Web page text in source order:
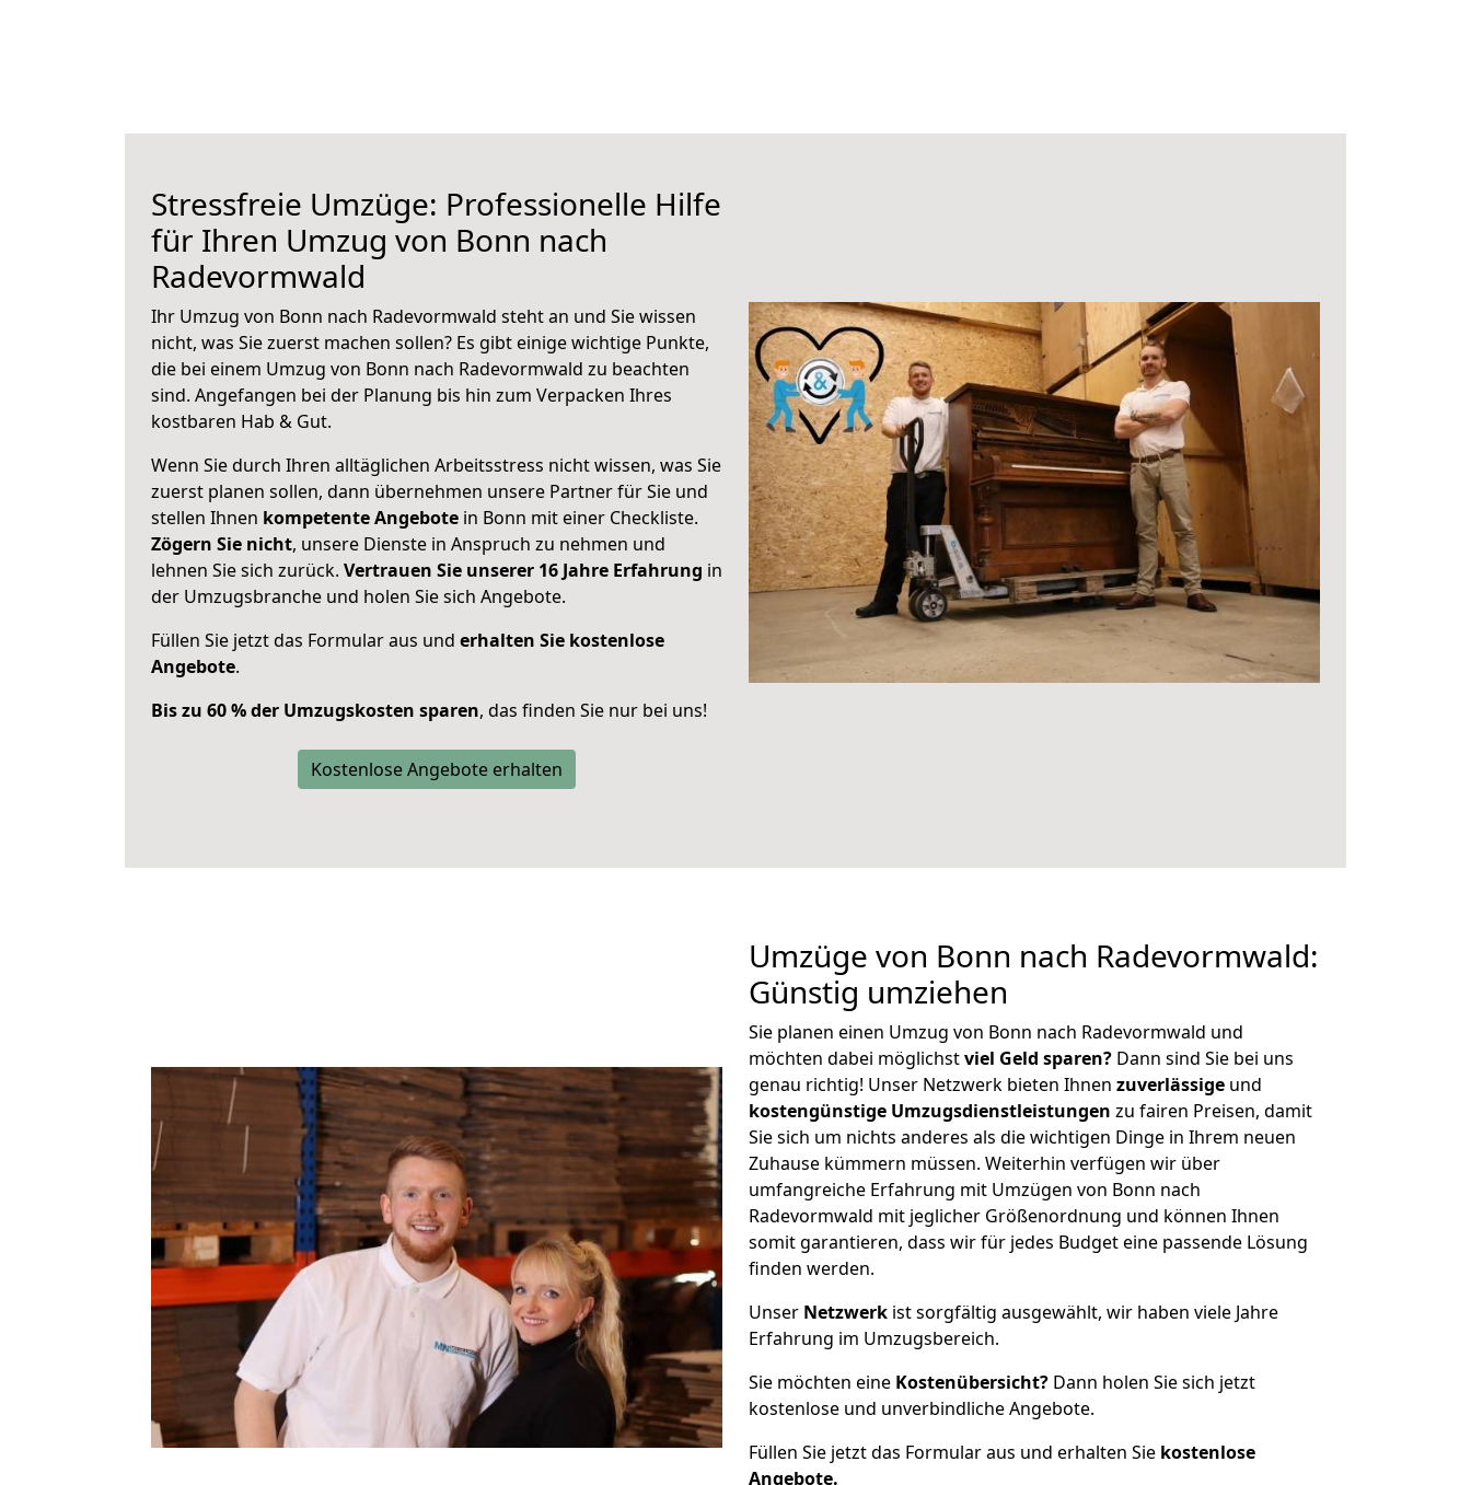
Stressfreie Umzüge: Professionelle Hilfe
für Ihren Umzug von Bonn nach
Radevormwald
Ihr Umzug von Bonn nach Radevormwald steht an und Sie wissen
nicht, was Sie zuerst machen sollen? Es gibt einige wichtige Punkte,
die bei einem Umzug von Bonn nach Radevormwald zu beachten
sind. Angefangen bei der Planung bis hin zum Verpacken Ihres
kostbaren Hab & Gut.
Wenn Sie durch Ihren alltäglichen Arbeitsstress nicht wissen, was Sie
zuerst planen sollen, dann übernehmen unsere Partner für Sie und
stellen Ihnen kompetente Angebote in Bonn mit einer Checkliste.
Zögern Sie nicht, unsere Dienste in Anspruch zu nehmen und
lehnen Sie sich zurück. Vertrauen Sie unserer 16 Jahre Erfahrung in
der Umzugsbranche und holen Sie sich Angebote.
Füllen Sie jetzt das Formular aus und erhalten Sie kostenlose
Angebote.
Bis zu 60 % der Umzugskosten sparen, das finden Sie nur bei uns!
Kostenlose Angebote erhalten
Umzüge von Bonn nach Radevormwald:
Günstig umziehen
Sie planen einen Umzug von Bonn nach Radevormwald und
möchten dabei möglichstviel Geld sparen? Dann sind Sie bei uns
genau richtig! Unser Netzwerk bieten Ihnen zuverlässige und
kostengünstige Umzugsdienstleistungen zu fairen Preisen, damit
Sie sich um nichts anderes als die wichtigen Dinge in Ihrem neuen
Zuhause kümmern müssen. Weiterhin verfügen wir über
umfangreiche Erfahrung mit Umzügen von Bonn nach
Radevormwald mit jeglicher Größenordnung und können Ihnen
somit garantieren, dass wir für jedes Budget eine passende Lösung
finden werden.
Unser Netzwerk ist sorgfältig ausgewählt, wir haben viele Jahre
Erfahrung im Umzugsbereich.
Sie möchten eine Kostenübersicht? Dann holen Sie sich jetzt
kostenlose und unverbindliche Angebote.
Füllen Sie jetzt das Formular aus und erhalten Sie kostenlose
Angebote.